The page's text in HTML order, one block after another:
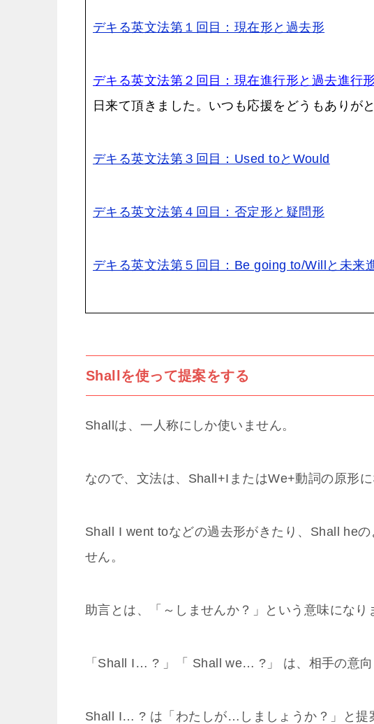
デキる英文法第１回目：現在形と過去形
デキる英文法第２回目：現在進行形と過去進行
日来て頂きました。いつも応援をどうもありが
デキる英文法第３回目：Used toとWould
デキる英文法第４回目：否定形と疑問形
デキる英文法第５回目：Be going to/Willと未来
Shallを使って提案をする
Shallは、一人称にしか使いません。
なので、文法は、Shall+IまたはWe+動詞の原形に
Shall I went toなどの過去形がきたり、Shall he
せん。
助言とは、「～しませんか？」という意味になり
「Shall I… ? 」「 Shall we… ?」 は、相手の意向
Shall I… ? は「わたしが…しましょうか？」と提